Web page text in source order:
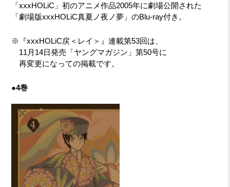
「xxxHOLiC」初のアニメ作品2005年に劇場公開された
「劇場版xxxHOLiC真夏ノ夜ノ夢」のBlu-ray付き。
※『xxxHOLiC戻＜レイ＞』連載第53回は、
11月14日発売「ヤングマガジン」第50号に
再変更になっての掲載です。
●4巻